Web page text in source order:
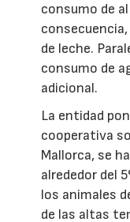
consumo de
de leche.
consumo de
adicional.
La entidad
cooperativa
Mallorca, se
alrededor del
los animales
de las altas